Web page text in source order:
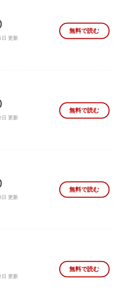
更新
無料で読む
更新
無料で読む
更新
無料で読む
更新
無料で読む